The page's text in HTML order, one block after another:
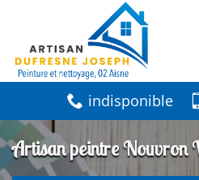
indisponible
Artisan peintre